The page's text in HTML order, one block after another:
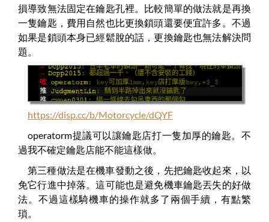
損導致無法固定在鑰匙孔裡。比較簡單的做法就是再換
一隻鑰匙，費用自然也比更換鎖頭還要便宜許多。不過
如果是鎖頭本身已經鬆脫的話，更換鑰匙也無法解決問
題。
https://disp.cc/b/Motorcycle/dQYF
operatorm提議可以讓鑰匙店打一隻加厚的鑰匙。不
過我不確定鑰匙店能不能這樣做。
第三種做法是在機車發動之後，先把鑰匙收起來，以
免它行進中掉落。這可能也是避免機車鑰匙丟失的好做
法。不過這樣騎機車的操作就多了兩個手續，有點繁
瑣。